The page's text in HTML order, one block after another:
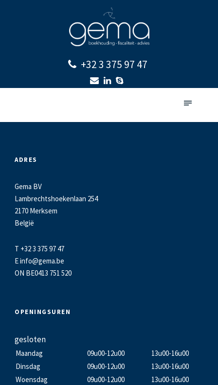
+32 3 375 97 47
ADRES
Gema BV
Lambrechtshoekenlaan 254
2170 Merksem
België
T +32 3 375 97 47
Einfo@gema.be
ON BE0413 751 520
OPENINGSUREN
gesloten
Maandag 09u00-12u00
13u00-16u00
Dinsdag
09u00-12u00
13u00-16u00
Woensdag
09u00-12u00
13u00-16u00